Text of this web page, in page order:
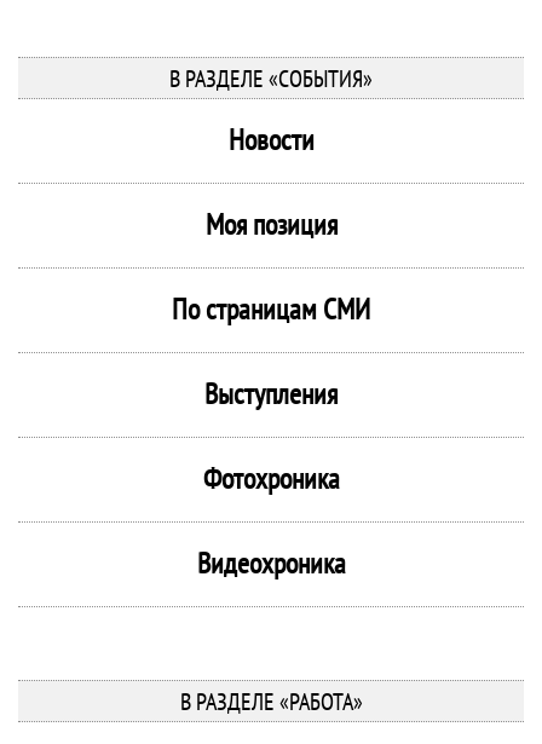
В РАЗДЕЛЕ «СОБЫТИЯ»
Новости
Моя позиция
По страницам СМИ
Выступления
Фотохроника
Видеохроника
В РАЗДЕЛЕ «РАБОТА»